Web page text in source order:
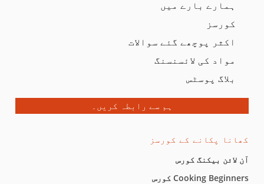
ہمارے بارے میں
کورسز
اکثر پوچھے گئے سوالات
مواد کی لائسنسنگ
بلاگ پوسٹس
ہم سے رابطہ کریں۔
کھانا پکانے کے کورسز
آن لائن بیکنگ کورس
Cooking Beginners کورس